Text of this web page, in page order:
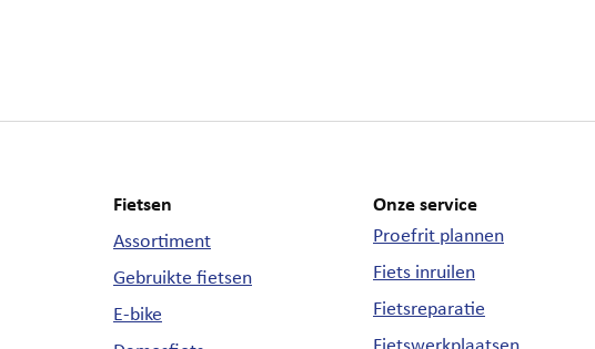
Fietsen
Assortiment
Gebruikte fietsen
E-bike
Onze service
Proefrit plannen
Fiets inruilen
Fietsreparatie